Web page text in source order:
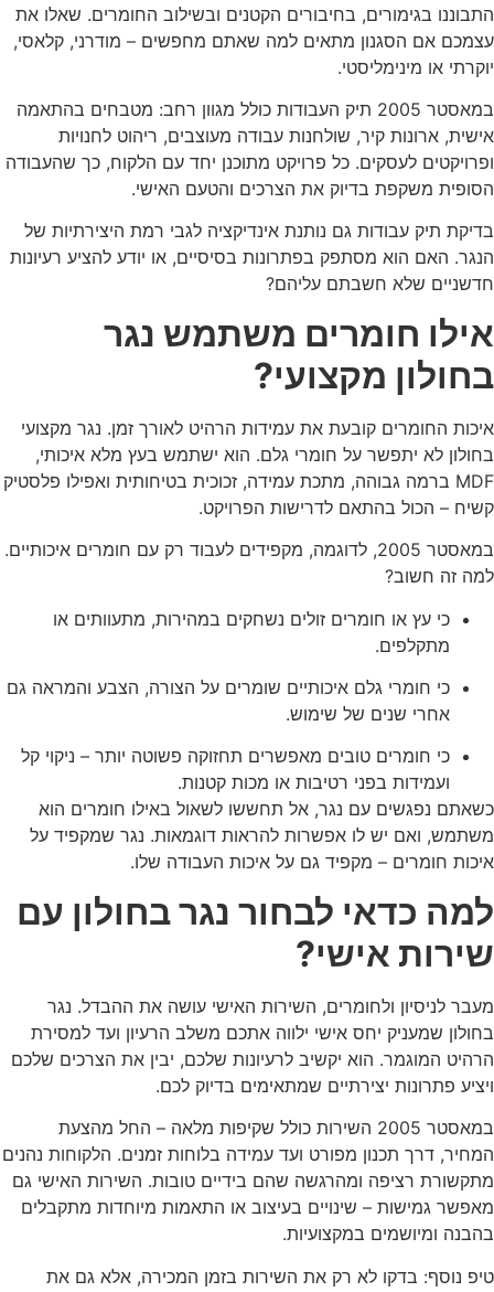
התבוננו בגימורים, בחיבורים הקטנים ובשילוב החומרים. שאלו את
עצמכם אם הסגנון מתאים למה שאתם מחפשים – מודרני, קלאסי,
יוקרתי או מינימליסטי.
במאסטר 2005 תיק העבודות כולל מגוון רחב: מטבחים בהתאמה
אישית, ארונות קיר, שולחנות עבודה מעוצבים, ריהוט לחנויות
ופרויקטים לעסקים. כל פרויקט מתוכנן יחד עם הלקוח, כך שהעבודה
הסופית משקפת בדיוק את הצרכים והטעם האישי.
בדיקת תיק עבודות גם נותנת אינדיקציה לגבי רמת היצירתיות של
הנגר. האם הוא מסתפק בפתרונות בסיסיים, או יודע להציע רעיונות
חדשניים שלא חשבתם עליהם?
אילו חומרים משתמש נגר
בחולון מקצועי?
איכות החומרים קובעת את עמידות הרהיט לאורך זמן. נגר מקצועי
בחולון לא יתפשר על חומרי גלם. הוא ישתמש בעץ מלא איכותי,
MDF ברמה גבוהה, מתכת עמידה, זכוכית בטיחותית ואפילו פלסטיק
קשיח – הכול בהתאם לדרישות הפרויקט.
במאסטר 2005, לדוגמה, מקפידים לעבוד רק עם חומרים איכותיים.
למה זה חשוב?
כי עץ או חומרים זולים נשחקים במהירות, מתעוותים או
מתקלפים.
כי חומרי גלם איכותיים שומרים על הצורה, הצבע והמראה גם
אחרי שנים של שימוש.
כי חומרים טובים מאפשרים תחזוקה פשוטה יותר – ניקוי קל
ועמידות בפני רטיבות או מכות קטנות.
כשאתם נפגשים עם נגר, אל תחששו לשאול באילו חומרים הוא
משתמש, ואם יש לו אפשרות להראות דוגמאות. נגר שמקפיד על
איכות חומרים – מקפיד גם על איכות העבודה שלו.
למה כדאי לבחור נגר בחולון עם
שירות אישי?
מעבר לניסיון ולחומרים, השירות האישי עושה את ההבדל. נגר
בחולון שמעניק יחס אישי ילווה אתכם משלב הרעיון ועד למסירת
הרהיט המוגמר. הוא יקשיב לרעיונות שלכם, יבין את הצרכים שלכם
ויציע פתרונות יצירתיים שמתאימים בדיוק לכם.
במאסטר 2005 השירות כולל שקיפות מלאה – החל מהצעת
המחיר, דרך תכנון מפורט ועד עמידה בלוחות זמנים. הלקוחות נהנים
מתקשורת רציפה ומהרגשה שהם בידיים טובות. השירות האישי גם
מאפשר גמישות – שינויים בעיצוב או התאמות מיוחדות מתקבלים
בהבנה ומיושמים במקצועיות.
טיפ נוסף: בדקו לא רק את השירות בזמן המכירה, אלא גם את